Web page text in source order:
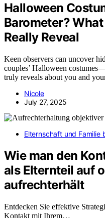
Halloween
Barometer?
Really Reveal
Keen observers can uncover
couples’ Halloween
truly reveals about you and
Nicole
July 27, 2025
Elternschaft und Familie
Wie man den
als Elternteil auf
aufrechterhält
Entdecken Sie effektive
Kontakt mit Ihrem…